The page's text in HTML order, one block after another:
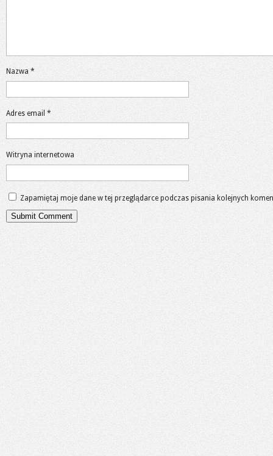
Nazwa *
Adres email *
Witryna internetowa
Zapamiętaj moje dane w tej przeglądarce podczas pisania kolejnych